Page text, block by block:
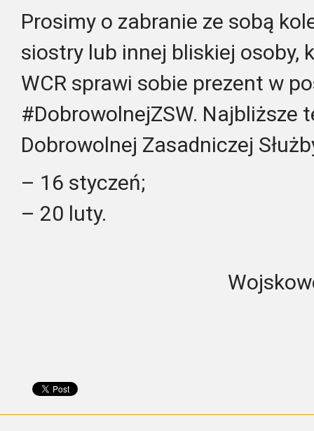
Prosimy o zabranie ze sobą
siostry lub innej bliskiej osoby,
WCR sprawi sobie prezent w
#DobrowolnejZSW. Najbliższe
Dobrowolnej Zasadniczej
– 16 styczeń;
– 20 luty.